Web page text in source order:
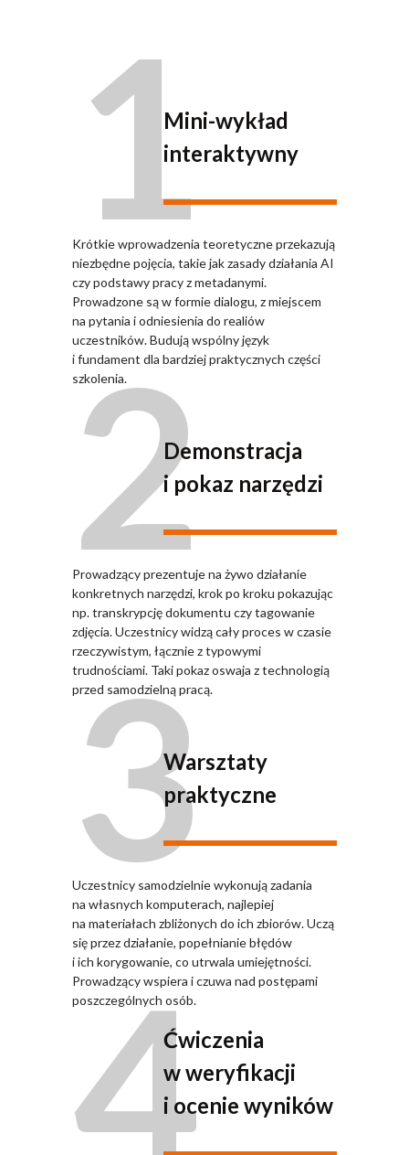
1Mini-wykład
interaktywny
Krótkie wprowadzenia teoretyczne przekazują
niezbędne pojęcia, takie jak zasady działania AI
czy podstawy pracy z metadanymi.
Prowadzone są w formie dialogu, z miejscem
na pytania i odniesienia do realiów
uczestników. Budują wspólny język
i fundament dla bardziej praktycznych części
szkolenia.
2Demonstracja
i pokaz narzędzi
Prowadzący prezentuje na żywo działanie
konkretnych narzędzi, krok po kroku pokazując
np. transkrypcję dokumentu czy tagowanie
zdjęcia. Uczestnicy widzą cały proces w czasie
rzeczywistym, łącznie z typowymi
trudnościami. Taki pokaz oswaja z technologią
przed samodzielną pracą.
3Warsztaty
praktyczne
Uczestnicy samodzielnie wykonują zadania
na własnych komputerach, najlepiej
na materiałach zbliżonych do ich zbiorów. Uczą
się przez działanie, popełnianie błędów
i ich korygowanie, co utrwala umiejętności.
Prowadzący wspiera i czuwa nad postępami
poszczególnych osób.
4Ćwiczenia
w weryfikacji
i ocenie wyników